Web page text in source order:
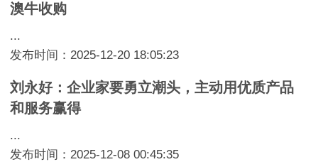
澳牛收购
...
发布时间：2025-12-20 18:05:23
刘永好：企业家要勇立潮头，主动用优质产品
和服务赢得
...
发布时间：2025-12-08 00:45:35